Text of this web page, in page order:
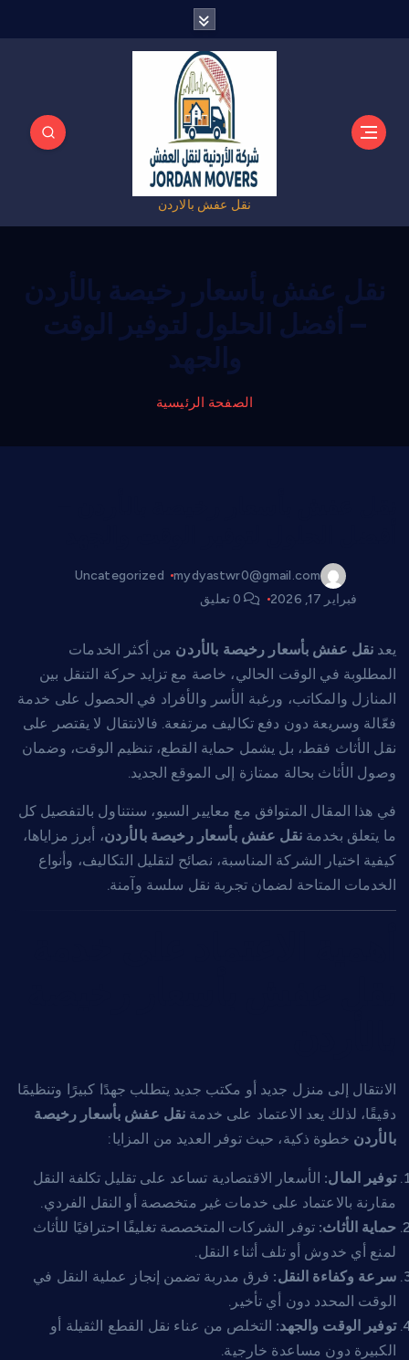
نقل عفش بالاردن
نقل عفش بأسعار رخيصة بالأردن
– أفضل الحلول لتوفير الوقت
والجهد
الصفحة الرئيسية
mydyastwr0@gmail.com
Uncategorized
فبراير 17, 2026
0 تعليق
يعد نقل عفش بأسعار رخيصة بالأردن من أكثر الخدمات
المطلوبة في الوقت الحالي، خاصة مع تزايد حركة التنقل بين
المنازل والمكاتب، ورغبة الأسر والأفراد في الحصول على خدمة
فعّالة وسريعة دون دفع تكاليف مرتفعة. فالانتقال لا يقتصر على
نقل الأثاث فقط، بل يشمل حماية القطع، تنظيم الوقت، وضمان
وصول الأثاث بحالة ممتازة إلى الموقع الجديد.
في هذا المقال المتوافق مع معايير السيو، سنتناول بالتفصيل كل
ما يتعلق بخدمةنقل عفش بأسعار رخيصة بالأردن، أبرز مزاياها،
كيفية اختيار الشركة المناسبة، نصائح لتقليل التكاليف، وأنواع
الخدمات المتاحة لضمان تجربة نقل سلسة وآمنة.
الانتقال إلى منزل جديد أو مكتب جديد يتطلب جهدًا كبيرًا وتنظيمًا
دقيقًا، لذلك يعد الاعتماد على خدمة نقل عفش بأسعار رخيصة
بالأردن خطوة ذكية، حيث توفر العديد من المزايا:
توفير المال: الأسعار الاقتصادية تساعد على تقليل تكلفة النقل
مقارنة بالاعتماد على خدمات غير متخصصة أو النقل الفردي.
حماية الأثاث: توفر الشركات المتخصصة تغليفًا احترافيًا للأثاث
لمنع أي خدوش أو تلف أثناء النقل.
سرعة وكفاءة النقل: فرق مدربة تضمن إنجاز عملية النقل في
الوقت المحدد دون أي تأخير.
توفير الوقت والجهد: التخلص من عناء نقل القطع الثقيلة أو
الكبيرة دون مساعدة خارجية.